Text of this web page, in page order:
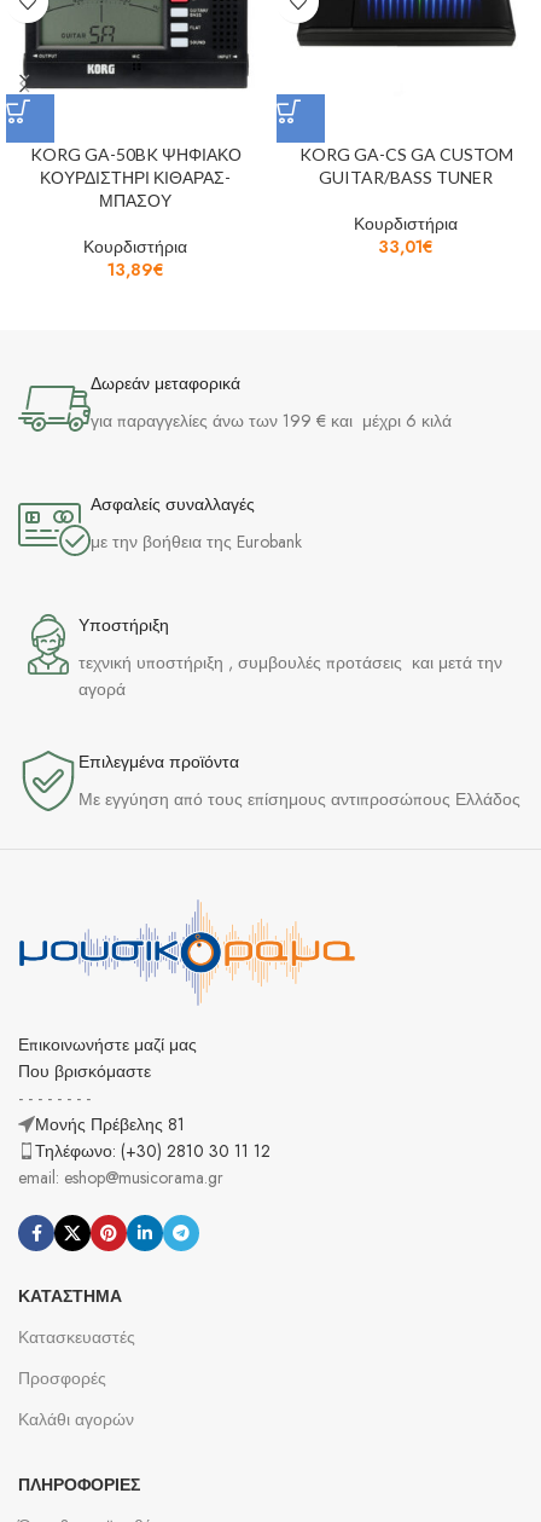
KORG GA-50BK ΨΗΦΙΑΚΟ
ΚΟΥΡΔΙΣΤΗΡΙ ΚΙΘΑΡΑΣ-
ΜΠΑΣΟΥ
Κουρδιστήρια
13,89€
KORG GA-CS GA CUSTOM
GUITAR/BASS TUNER
Κουρδιστήρια
33,01€
Δωρεάν μεταφορικά
για παραγγελίες άνω των 199 € και μέχρι 6 κιλά
Ασφαλείς συναλλαγές
με την βοήθεια της Eurobank
Υποστήριξη
τεχνική υποστήριξη , συμβουλές προτάσεις και μετά την
αγορά
Επιλεγμένα προϊόντα​
Με εγγύηση από τους επίσημους αντιπροσώπους Ελλάδος
Επικοινωνήστε μαζί μας
Που βρισκόμαστε
- - - - - - - -
Μονής Πρέβελης 81
Τηλέφωνο: (+30) 2810 30 11 12
email: eshop@musicorama.gr
ΚΑΤΆΣΤΗΜΑ
Κατασκευαστές
Προσφορές
Καλάθι αγορών
ΠΛΗΡΟΦΟΡΊΕΣ